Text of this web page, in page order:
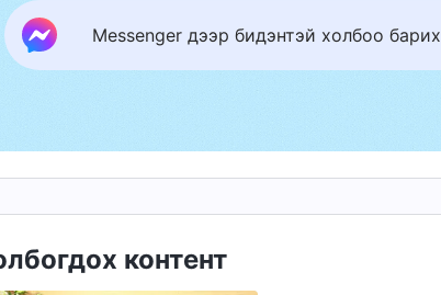
Messenger дээр бидэнтэй холбоо барих
контент